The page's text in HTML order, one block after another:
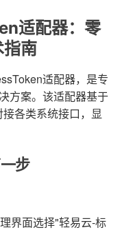
适配器：零
指南
适配器，是专
方案。该适配器基于
各类系统接口，显
步
界面选择"轻易云-标